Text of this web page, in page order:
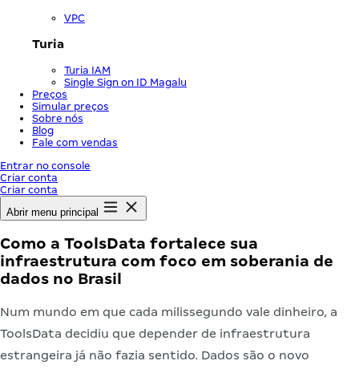
VPC
Turia
Turia IAM
Single Sign on ID Magalu
Preços
Simular preços
Sobre nós
Blog
Fale com vendas
Entrar no console
Criar conta
Criar conta
Abrir menu principal
Como a ToolsData fortalece sua
infraestrutura com foco em soberania de
dados no Brasil
Num mundo em que cada milissegundo vale dinheiro, a
ToolsData decidiu que depender de infraestrutura
estrangeira já não fazia sentido. Dados são o novo